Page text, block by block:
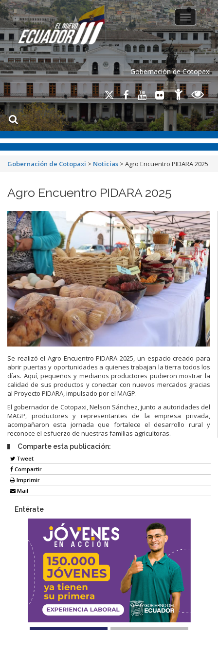
Gobernación de Cotopaxi
Toggle
Gobernación de Cotopaxi > Noticias > Agro Encuentro PIDARA 2025
Agro Encuentro PIDARA 2025
Se realizó el Agro Encuentro PIDARA 2025, un espacio creado para
abrir puertas y oportunidades a quienes trabajan la tierra todos los
días. Aquí, pequeños y medianosproductores pudieron mostrar la
calidad de sus productos y conectar con nuevos mercados gracias
al Proyecto PIDARA, impulsado por el MAGP.
El gobernador de Cotopaxi, Nelson Sánchez, junto a autoridades del
MAGP, productores y representantes de la empresa privada,
acompañaron esta jornada que fortalece el desarrollo rural y
reconoce el esfuerzo de nuestras familias agricultoras.
Comparte esta publicación:
Tweet
Compartir
Imprimir
Mail
Entérate